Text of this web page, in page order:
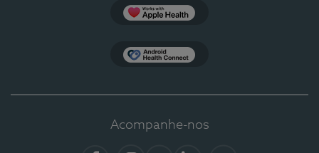
Acompanhe-nos